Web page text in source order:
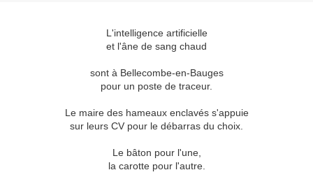
L'intelligence artificielle
et l'âne de sang chaud
sont à Bellecombe-en-Bauges
pour un poste de traceur.
Le maire des hameaux enclavés s'appuie
sur leurs CV pour le débarras du choix.
Le bâton pour l'une,
la carotte pour l'autre.